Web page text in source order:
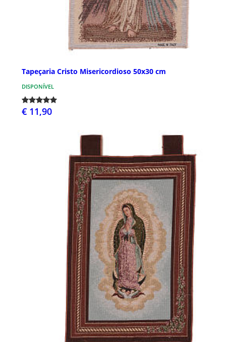
Tapeçaria Cristo Misericordioso 50x30 cm
DISPONÍVEL
€ 11,90